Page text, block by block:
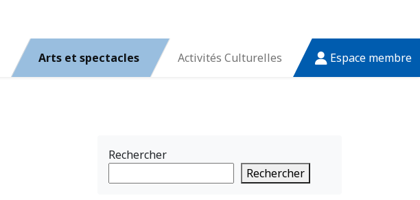
Arts et spectacles Activités Culturelles Espace membre
Rechercher
Rechercher